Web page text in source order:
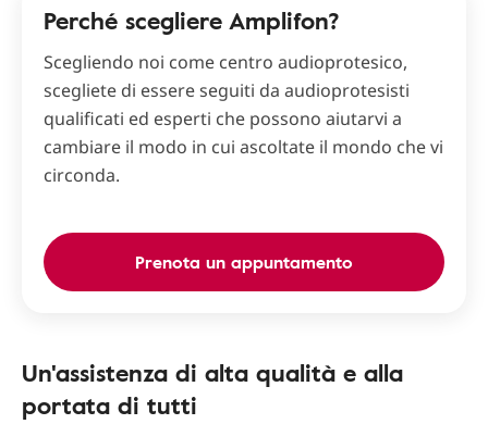
Perché scegliere Amplifon?
Scegliendo noi come centro audioprotesico,
scegliete di essere seguiti da audioprotesisti
qualificati ed esperti che possono aiutarvi a
cambiare il modo in cui ascoltate il mondo che vi
circonda.
Prenota un appuntamento
Un'assistenza di alta qualità e alla
portata di tutti